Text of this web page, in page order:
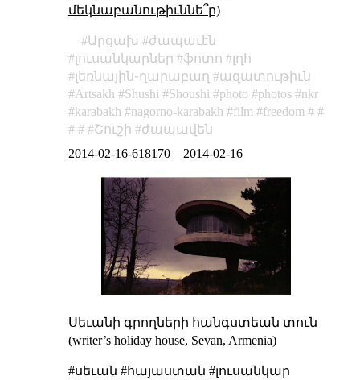
մեկնաբանութիւննե՞ր)
Արցախ
ժապաւէն
լուսանկարներ
ֆոտո
լղհ
լեռնային֊ղարաբաղ
ազատութիւն
Artsakh
Shushi Shoushi photo photos
nkr
karabakh
nagorno-karabakh film
freedom
Շուշի
ժապավեն
2014-02-16-618170– 2014-02-16
Սեւանի գրողների հանգստեան տուն
(writer’s holiday house, Sevan, Armenia)
#սեւան #հայաստան #լուսանկար